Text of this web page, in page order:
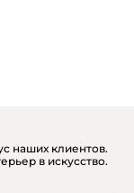
наших клиентов.
в искусство.